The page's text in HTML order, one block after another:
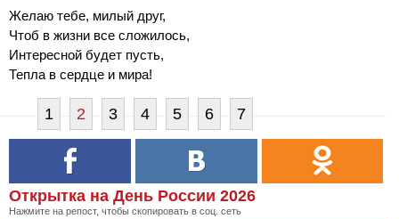
Желаю тебе, милый друг,
Чтоб в жизни все сложилось,
Интересной будет пусть,
Тепла в сердце и мира!
1 2 3 4 5 6 7
Открытка на День России 2026
Нажмите на репост, чтобы скопировать в соц. сеть